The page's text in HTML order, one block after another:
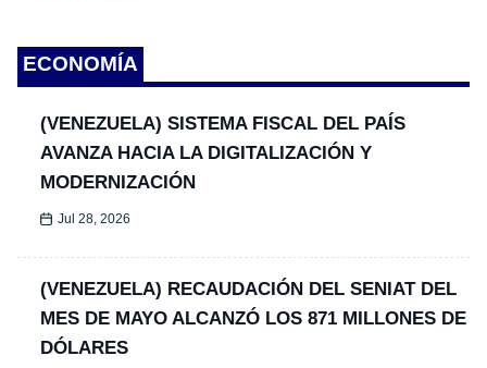
ECONOMÍA
(VENEZUELA) SISTEMA FISCAL DEL PAÍS
AVANZA HACIA LA DIGITALIZACIÓN Y
MODERNIZACIÓN
Jul 28, 2026
(VENEZUELA) RECAUDACIÓN DEL SENIAT DEL
MES DE MAYO ALCANZÓ LOS 871 MILLONES DE
DÓLARES